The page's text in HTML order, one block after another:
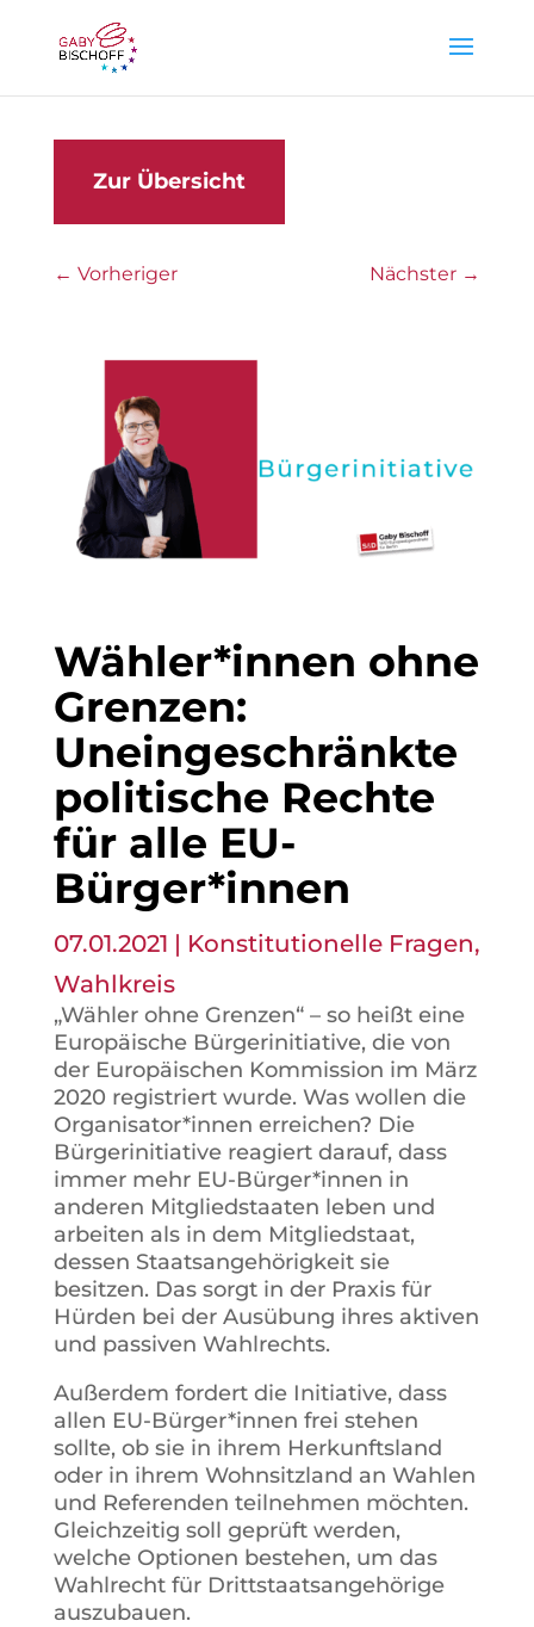
Zur Übersicht
← Vorheriger Nächster →
Wähler*innen ohne
Grenzen:
Uneingeschränkte
politische Rechte
für alle EU-
Bürger*innen
07.01.2021 | Konstitutionelle Fragen,
Wahlkreis
„Wähler ohne Grenzen“ – so heißt eine
Europäische Bürgerinitiative, die von
der Europäischen Kommission im März
2020 registriert wurde. Was wollen die
Organisator*innen erreichen? Die
Bürgerinitiative reagiert darauf, dass
immer mehr EU-Bürger*innen in
anderen Mitgliedstaaten leben und
arbeiten als in dem Mitgliedstaat,
dessen Staatsangehörigkeit sie
besitzen. Das sorgt in der Praxis für
Hürden bei der Ausübung ihres aktiven
und passiven Wahlrechts.
Außerdem fordert die Initiative, dass
allen EU-Bürger*innen frei stehen
sollte, ob sie in ihrem Herkunftsland
oder in ihrem Wohnsitzland an Wahlen
und Referenden teilnehmen möchten.
Gleichzeitig soll geprüft werden,
welche Optionen bestehen, um das
Wahlrecht für Drittstaatsangehörige
auszubauen.